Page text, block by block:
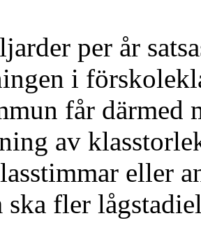
per år
i
får därmed
av
eller
ska fler